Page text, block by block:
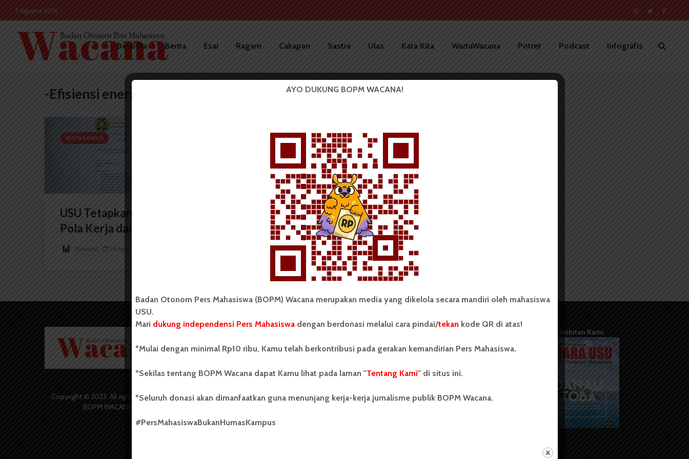
7 Agustus 2026
Beranda Berita Esai Ragam Cakapan Sastra Ulas Kata Kita WartaWacana Potret Podcast Infografis
-Efisiensi energi
BERITA KAMPUS
USU Tetapkan Penyesuaian
Pola Kerja dan Kegiatan...
Redaksi 14 April 2026
Copyright © 2023. All rights reserved
BOPM WACANA.
Badan Otonom Pers Mahasiswa (BOPM)
yang berdiri di luar kampus dan dikelola
Universitas Sumatera Utara (USU).
salah satu Unit Kegiatan Mahasiswa
(UKM) di Universitas Sumatera Utara
USU yang berdiri pada 1 Juli 1995.
Kontribusi
Info Iklan
Pedoman Media Siber
Terbitan Kami
AYO DUKUNG BOPM WACANA!
Badan Otonom Pers Mahasiswa (BOPM) Wacana merupakan media yang dikelola secara mandiri oleh mahasiswa
USU.
Mari dukung independensi Pers Mahasiswadengan berdonasi melalui cara pindai/tekan kode QR di atas!
*Mulai dengan minimal Rp10 ribu, Kamu telah berkontribusi pada gerakan kemandirian Pers Mahasiswa.
*Sekilas tentang BOPM Wacana dapat Kamu lihat pada laman "Tentang Kami" di situs ini.
*Seluruh donasi akan dimanfaatkan guna menunjang kerja-kerja jurnalisme publik BOPM Wacana.
#PersMahasiswaBukanHumasKampus